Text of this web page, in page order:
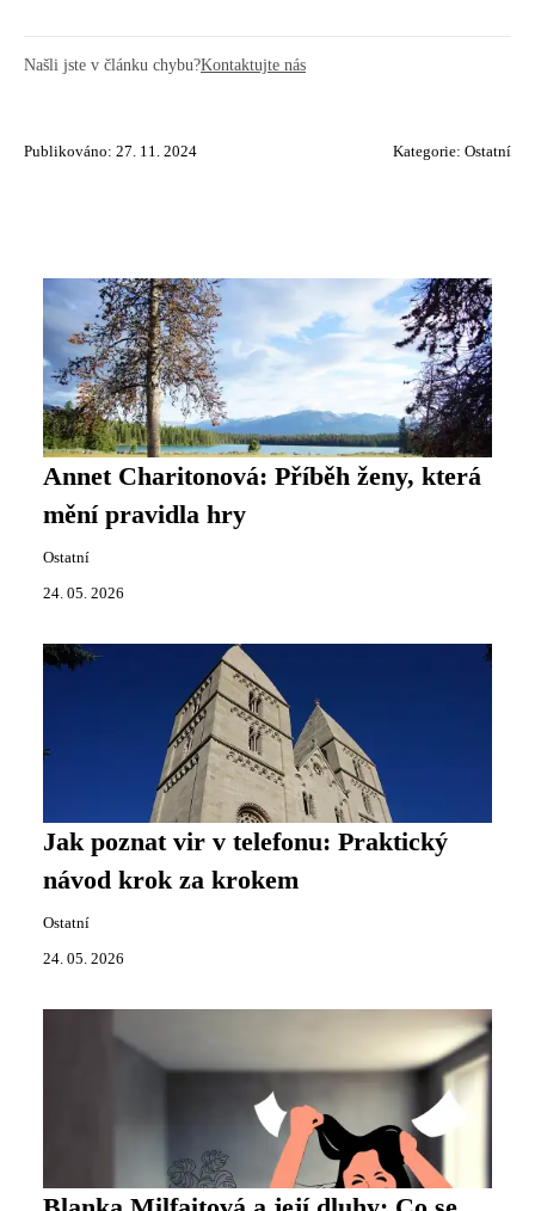
Našli jste v článku chybu?Kontaktujte nás
Publikováno: 27. 11. 2024 Kategorie: Ostatní
Annet Charitonová: Příběh ženy, která
mění pravidla hry
Ostatní
24. 05. 2026
Jak poznat vir v telefonu: Praktický
návod krok za krokem
Ostatní
24. 05. 2026